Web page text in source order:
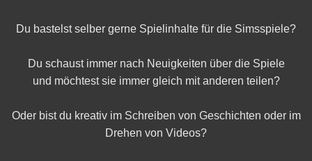
Du bastelst selber gerne Spielinhalte für die Simsspiele?
Du schaust immer nach Neuigkeiten über die Spiele
und möchtest sie immer gleich mit anderen teilen?
Oder bist du kreativ im Schreiben von Geschichten oder im
Drehen von Videos?